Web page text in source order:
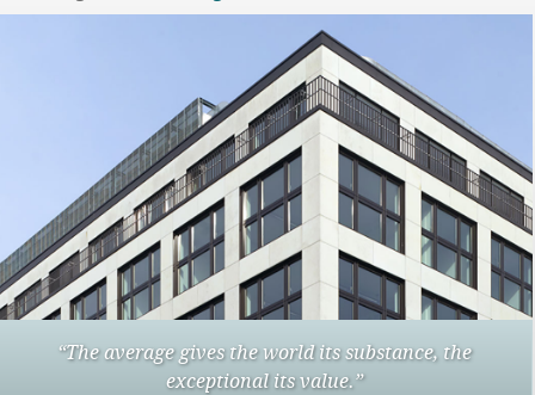
“The average gives the world its substance, the
exceptional its value.”